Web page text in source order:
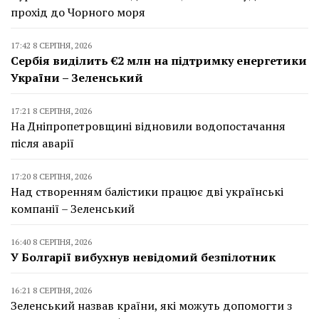
прохід до Чорного моря
17:42 8 СЕРПНЯ, 2026
Сербія виділить €2 млн на підтримку енергетики
України – Зеленський
17:21 8 СЕРПНЯ, 2026
На Дніпропетровщині відновили водопостачання
після аварії
17:20 8 СЕРПНЯ, 2026
Над створенням балістики працює дві українські
компанії – Зеленський
16:40 8 СЕРПНЯ, 2026
У Болгарії вибухнув невідомий безпілотник
16:21 8 СЕРПНЯ, 2026
Зеленський назвав країни, які можуть допомогти з